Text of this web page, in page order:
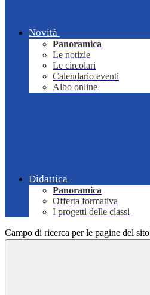
Novità
Panoramica
Le notizie
Le circolari
Calendario eventi
Albo online
Didattica
Panoramica
Offerta formativa
I progetti delle classi
Campo di ricerca per le pagine del sito